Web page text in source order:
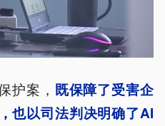
护案， 既保障了受害企
也以司法判决明确了AI